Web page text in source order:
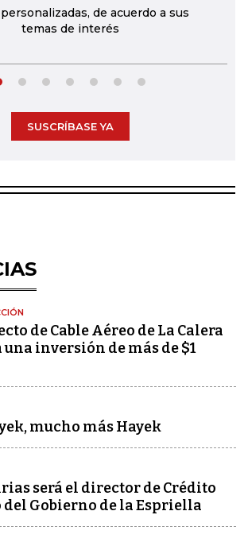
de acuerdo a sus
temas de interés
SUSCRÍBASE YA
de Cable Aéreo de La Calera
inversión de más de $1
mucho más Hayek
será el director de Crédito
del Gobierno de la Espriella